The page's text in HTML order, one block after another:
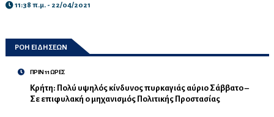
11:38 π.μ. - 22/04/2021
ΡΟΗ ΕΙΔΗΣΕΩΝ
ΠΡΙΝ 11 ΩΡΕΣ
Κρήτη: Πολύ υψηλός κίνδυνος πυρκαγιάς αύριο Σάββατο –
Σε επιφυλακή ο μηχανισμός Πολιτικής Προστασίας